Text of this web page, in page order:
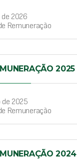
2026
Remuneração
2025
de 2025
Remuneração
2024